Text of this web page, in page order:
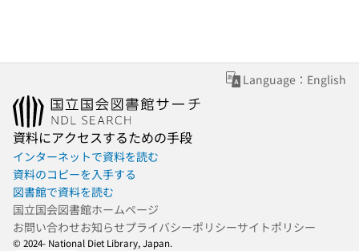
Language：English
資料にアクセスするための手段
インターネットで資料を読む
資料のコピーを入手する
図書館で資料を読む
国立国会図書館ホームページ
お問い合わせお知らせプライバシーポリシーサイトポリシー
© 2024- National Diet Library, Japan.